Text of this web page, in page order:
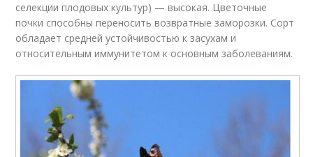
селекции плодовых культур) — высокая. Цветочные
почки способны переносить возвратные заморозки. Сорт
обладает средней устойчивостью к засухам и
относительным иммунитетом к основным заболеваниям.